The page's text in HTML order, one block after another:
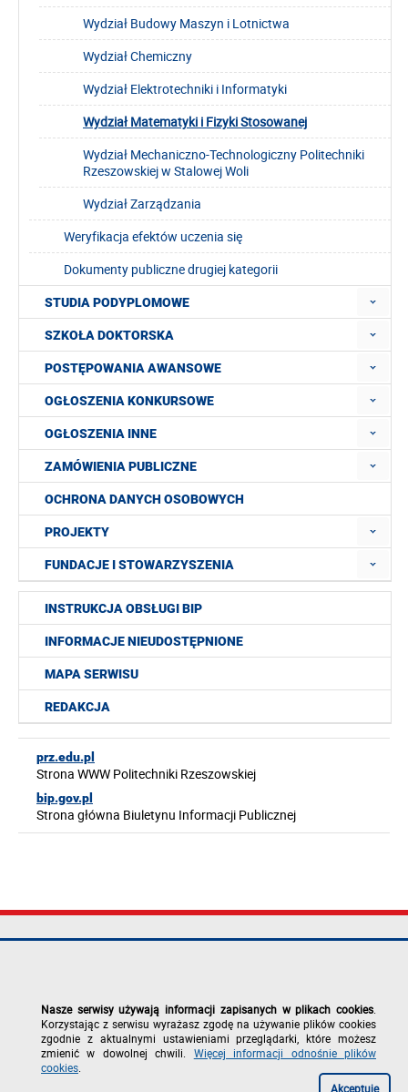
Wydział Budowy Maszyn i Lotnictwa
Wydział Chemiczny
Wydział Elektrotechniki i Informatyki
Wydział Matematyki i Fizyki Stosowanej
Wydział Mechaniczno-Technologiczny Politechniki
Rzeszowskiej w Stalowej Woli
Wydział Zarządzania
Weryfikacja efektów uczenia się
Dokumenty publiczne drugiej kategorii
STUDIA PODYPLOMOWE
SZKOŁA DOKTORSKA
POSTĘPOWANIA AWANSOWE
OGŁOSZENIA KONKURSOWE
OGŁOSZENIA INNE
ZAMÓWIENIA PUBLICZNE
OCHRONA DANYCH OSOBOWYCH
PROJEKTY
FUNDACJE I STOWARZYSZENIA
INSTRUKCJA OBSŁUGI BIP
INFORMACJE NIEUDOSTĘPNIONE
MAPA SERWISU
REDAKCJA
prz.edu.pl
Strona WWW Politechniki Rzeszowskiej
bip.gov.pl
Strona główna Biuletynu Informacji Publicznej
Politechnika
al. Powstańców
Warszawy 12
35-029 Rzeszów
tel.: +48 17 865
e-mail:
kancelaria@prz.edu.pl
Mapa serwisu
prywatności
Zgłoś błąd na
stronie
Nasze serwisy używają informacji zapisanych w plikach cookies
Korzystając z serwisu wyrażasz zgodę na używanie plików cookies
zgodnie z aktualnymi ustawieniami przeglądarki, które możesz
zmienić w dowolnej chwili. Więcej informacji odnośnie plików
cookies
Akceptuję